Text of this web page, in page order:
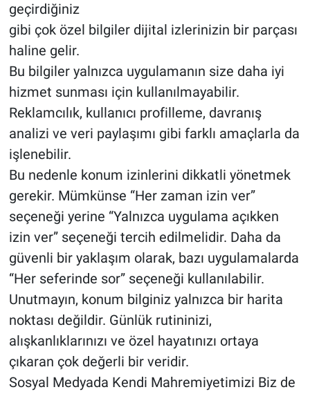
geçirdiğiniz
gibi çok özel bilgiler dijital izlerinizin bir parçası
haline gelir.
Bu bilgiler yalnızca uygulamanın size daha iyi
hizmet sunması için kullanılmayabilir.
Reklamcılık, kullanıcı profilleme, davranış
analizi ve veri paylaşımı gibi farklı amaçlarla da
işlenebilir.
Bu nedenle konum izinlerini dikkatli yönetmek
gerekir. Mümkünse “Her zaman izin ver”
seçeneği yerine “Yalnızca uygulama açıkken
izin ver” seçeneği tercih edilmelidir. Daha da
güvenli bir yaklaşım olarak, bazı uygulamalarda
“Her seferinde sor” seçeneği kullanılabilir.
Unutmayın, konum bilginiz yalnızca bir harita
noktası değildir. Günlük rutininizi,
alışkanlıklarınızı ve özel hayatınızı ortaya
çıkaran çok değerli bir veridir.
Sosyal Medyada Kendi Mahremiyetimizi Biz de